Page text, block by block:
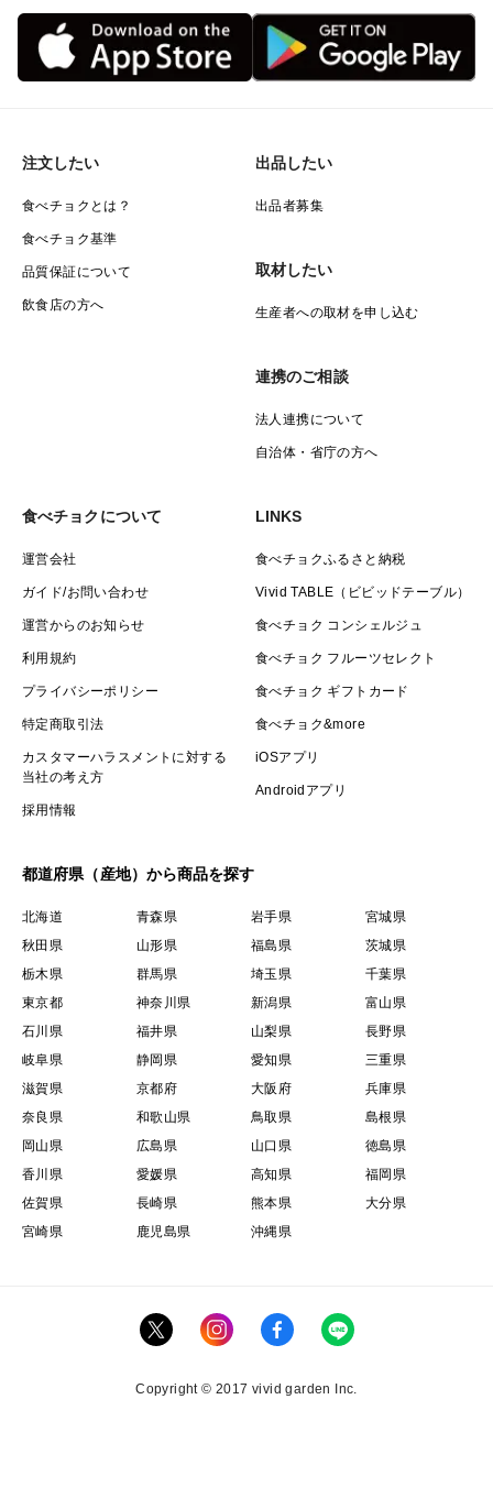
注文したい
食べチョクとは？
食べチョク基準
品質保証について
飲食店の方へ
出品したい
出品者募集
取材したい
生産者への取材を申し込む
連携のご相談
法人連携について
自治体・省庁の方へ
食べチョクについて
運営会社
ガイド/お問い合わせ
運営からのお知らせ
利用規約
プライバシーポリシー
特定商取引法
カスタマーハラスメントに対する
当社の考え方
採用情報
LINKS
食べチョクふるさと納税
Vivid TABLE（ビビッドテーブル）
食べチョク コンシェルジュ
食べチョク フルーツセレクト
食べチョク ギフトカード
食べチョク&more
iOSアプリ
Androidアプリ
都道府県（産地）から商品を探す
北海道 青森県 岩手県
宮城県
秋田県
山形県 福島県
茨城県
栃木県
群馬県 埼玉県
千葉県
東京都
神奈川県 新潟県
富山県
石川県
福井県 山梨県
長野県
岐阜県
静岡県 愛知県
三重県
滋賀県
京都府 大阪府
兵庫県
奈良県
和歌山県 鳥取県
島根県
岡山県
広島県 山口県
徳島県
香川県
愛媛県 高知県
福岡県
佐賀県
長崎県 熊本県
大分県
宮崎県
鹿児島県 沖縄県
Copyright © 2017 vivid garden Inc.